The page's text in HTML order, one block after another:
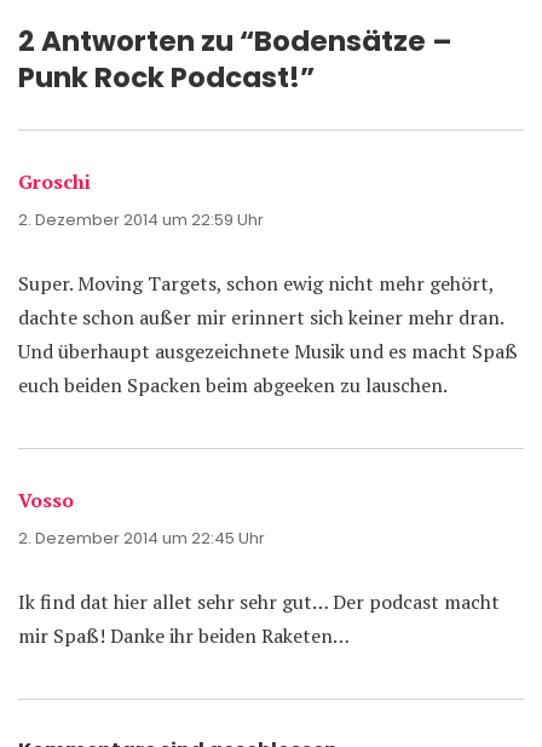
2 Antworten zu “Bodensätze –
Punk Rock Podcast!”
Groschi
2. Dezember 2014 um 22:59 Uhr
Super. Moving Targets, schon ewig nicht mehr gehört,
dachte schon außer mir erinnert sich keiner mehr dran.
Und überhaupt ausgezeichnete Musik und es macht Spaß
euch beiden Spacken beim abgeeken zu lauschen.
Vosso
2. Dezember 2014 um 22:45 Uhr
Ik find dat hier allet sehr sehr gut… Der podcast macht
mir Spaß! Danke ihr beiden Raketen…